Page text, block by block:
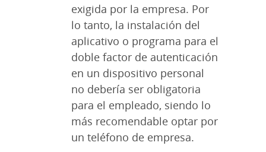
exigida por la empresa. Por
lo tanto, la instalación del
aplicativo o programa para el
doble factor de autenticación
en un dispositivo personal
no debería ser obligatoria
para el empleado, siendo lo
más recomendable optar por
un teléfono de empresa.